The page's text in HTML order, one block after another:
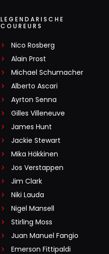
LEGENDARISCHE
COUREURS
Nico Rosberg
Alain Prost
Michael Schumacher
Alberto Ascari
Ayrton Senna
Gilles Villeneuve
James Hunt
Jackie Stewart
Mika Häkkinen
Jos Verstappen
Jim Clark
Niki Lauda
Nigel Mansell
Stirling Moss
Juan Manuel Fangio
Emerson Fittipaldi